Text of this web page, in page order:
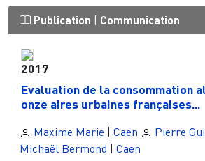
Publication Communication
2017
Evaluation de la consommation
onze aires urbaines françaises...
Maxime Marie Caen Pierre
Michaël Bermond
Caen